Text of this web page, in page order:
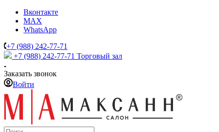
Вконтакте
MAX
WhatsApp
+7 (988) 242-77-71
+7 (988) 242-77-71 Торговый зал
Заказать звонок
Войти